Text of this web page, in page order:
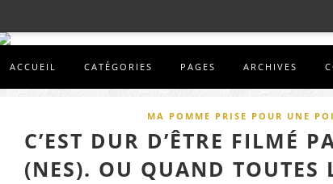
ACCUEIL CATÉGORIES PAGES ARCHIVES
MA POMME PRISE POUR UNE
C’EST DUR D’ÊTRE FILMÉ
(NES). OU QUAND TOUTES